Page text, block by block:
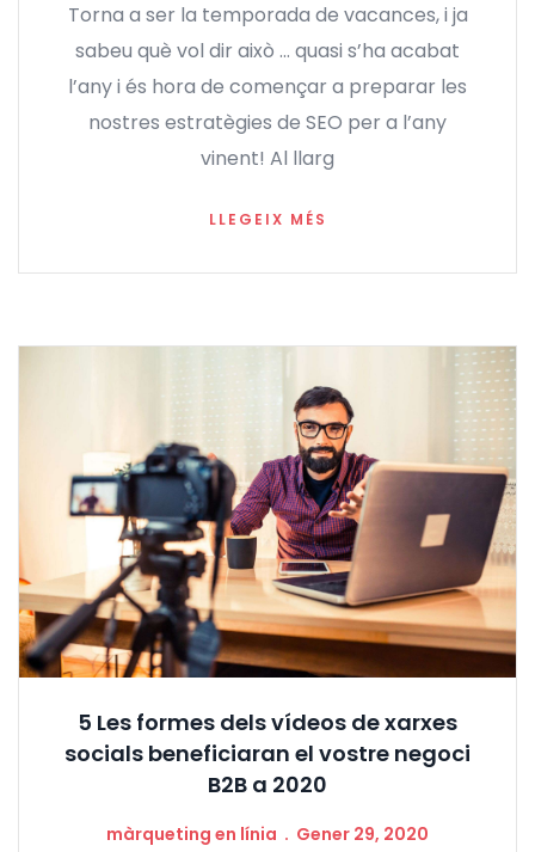
Torna a ser la temporada de vacances, i ja
sabeu què vol dir això ... quasi s’ha acabat
l’any i és hora de començar a preparar les
nostres estratègies de SEO per a l’any
vinent! Al llarg
LLEGEIX MÉS
5 Les formes dels vídeos de xarxes
socials beneficiaran el vostre negoci
B2B a 2020
màrqueting en línia Gener 29, 2020